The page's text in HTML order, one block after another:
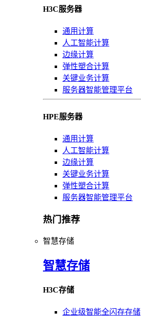
H3C服务器
通用计算
人工智能计算
边缘计算
弹性塑合计算
关键业务计算
服务器智能管理平台
HPE服务器
通用计算
人工智能计算
边缘计算
关键业务计算
弹性塑合计算
服务器智能管理平台
热门推荐
智慧存储
智慧存储
H3C存储
企业级智能全闪存存储